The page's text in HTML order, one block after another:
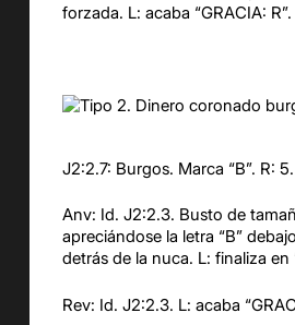
forzada. L: acaba “GRACIA: R”.
J2:2.7: Burgos. Marca “B”. R: 5.
Anv: Id. J2:2.3. Busto de
apreciándose la letra “B”
detrás de la nuca. L: finaliza en
Rev: Id. J2:2.3. L: acaba